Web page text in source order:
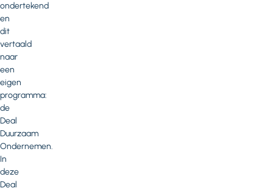
ondertekend
en
dit
vertaald
naar
een
eigen
programma:
de
Deal
Duurzaam
Ondernemen.
In
deze
Deal